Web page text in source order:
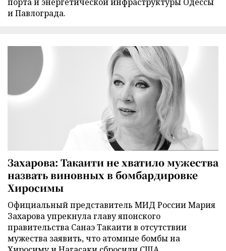
и Павлограда.
Захарова: Такаити не хватило мужества
назвать виновных в бомбардировке
Хиросимы
Официальный представитель МИД России Мария
Захарова упрекнула главу японского
правительства Санаэ Такаити в отсутствии
мужества заявить, что атомные бомбы на